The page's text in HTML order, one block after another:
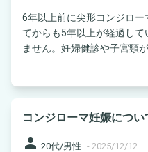
6年以上前に尖形コンジロ
てからも5年以上が経過し
ません。妊婦健診や子宮頸が
コンジローマ妊娠につい
person 20代/男性 - 2025/12/12